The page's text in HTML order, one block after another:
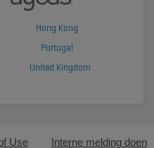
Hong Kong
Portugal
United Kingdom
Use Interne melding doen